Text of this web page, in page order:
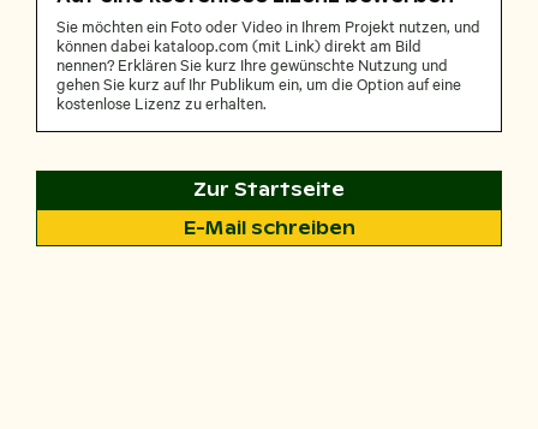
Sie möchten ein Foto oder Video in Ihrem Projekt nutzen, und
können dabei kataloop.com (mit Link) direkt am Bild
nennen? Erklären Sie kurz Ihre gewünschte Nutzung und
gehen Sie kurz auf Ihr Publikum ein, um die Option auf eine
kostenlose Lizenz zu erhalten.
Zur Startseite
E-Mail schreiben